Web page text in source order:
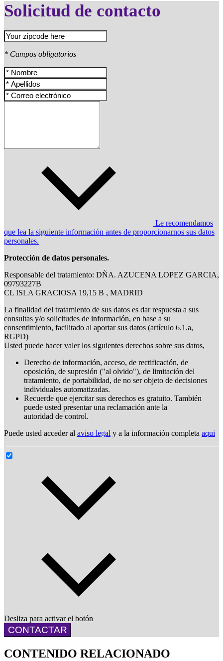
Solicitud de contacto
* Campos obligatorios
Le recomendamos
que lea la siguiente información antes de proporcionarnos sus datos
personales.
Protección de datos personales.
Responsable del tratamiento: DÑA. AZUCENA LOPEZ GARCIA,
09793227B
CL ISLA GRACIOSA 19,15 B , MADRID
La finalidad del tratamiento de sus datos es dar respuesta a sus
consultas y/o solicitudes de información, en base a su
consentimiento, facilitado al aportar sus datos (artículo 6.1.a,
RGPD)
Usted puede hacer valer los siguientes derechos sobre sus datos,
Derecho de información, acceso, de rectificación, de
oposición, de supresión ("al olvido"), de limitación del
tratamiento, de portabilidad, de no ser objeto de decisiones
individuales automatizadas.
Recuerde que ejercitar sus derechos es gratuito. También
puede usted presentar una reclamación ante la
autoridad de control.
Puede usted acceder al aviso legal y a la información completa aqui
Desliza para activar el botón
CONTACTAR
CONTENIDO RELACIONADO